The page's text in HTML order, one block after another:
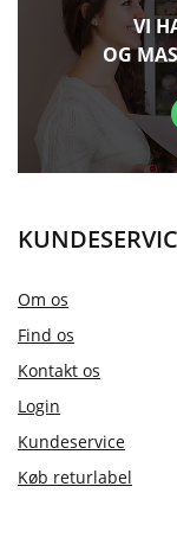
VI
OG
Om os
Find os
Kontakt os
Login
Kundeservice
Køb returlabel